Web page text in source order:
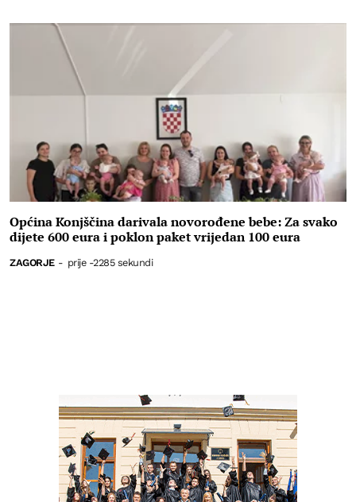
Općina Konjščina darivala novorođene bebe: Za svako
dijete 600 eura i poklon paket vrijedan 100 eura
ZAGORJE - prije -2285 sekundi